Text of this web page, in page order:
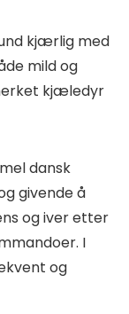
kjærlig med
mild og
kjæledyr
dansk
givende å
og iver etter
I
og